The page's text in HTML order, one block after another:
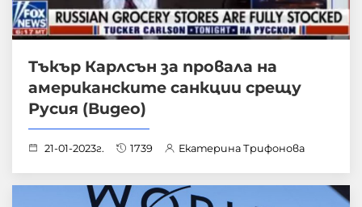
Тъкър Карлсън за провала на
американските санкции срещу
Русия (Видео)
21-01-2023г. 1739 Екатерина Трифонова